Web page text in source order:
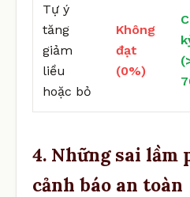
Tự ý
tăng
giảm
liều
hoặc bỏ
Không
đạt
(0%)
4. Những sai lầm
cảnh báo an toàn